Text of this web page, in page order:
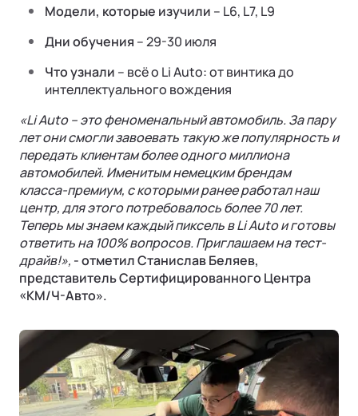
Корпоративным клиентам
Лизинг
СОТРУДНИЧЕСТВО
Стать дилером
Контакты
Модели, которые изучили – L6, L7, L9
Дни обучения – 29-30 июля
Что узнали – всё о Li Auto: от винтика до
интеллектуального вождения
«Li Auto – это феноменальный автомобиль. За пару
лет они смогли завоевать такую же популярность и
передать клиентам более одного миллиона
автомобилей. Именитым немецким брендам
класса-премиум, с которыми ранее работал наш
центр, для этого потребовалось более 70 лет.
Теперь мы знаем каждый пиксель в Li Auto и готовы
ответить на 100% вопросов. Приглашаем на тест-
драйв!», - отметил Станислав Беляев,
представитель Сертифицированного Центра
«КМ/Ч-Авто».